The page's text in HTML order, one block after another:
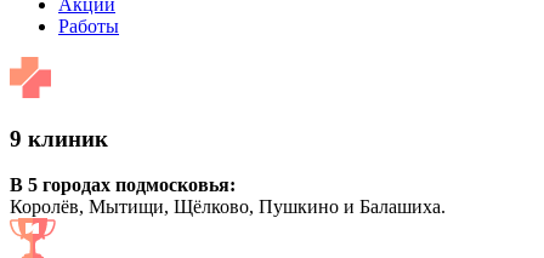
Работы
9 клиник
В 5 городах подмосковья:
Королёв, Мытищи, Щёлково, Пушкино и Балашиха.